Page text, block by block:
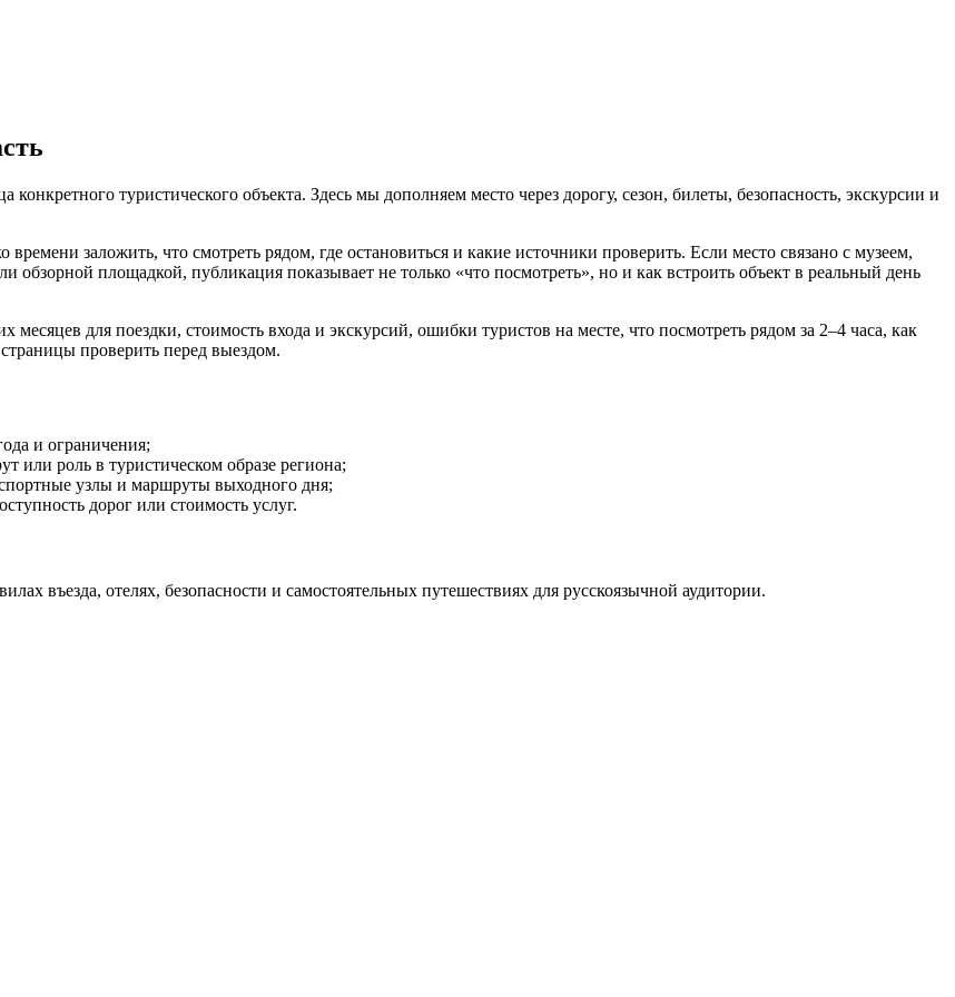
туристического объекта. Здесь мы дополняем место через дорогу, сезон, билеты, безопасность, экскурсии и
времени заложить, что смотреть рядом, где остановиться и какие источники проверить. Если место связано с музеем,
площадкой, публикация показывает не только «что посмотреть», но и как встроить объект в реальный день
для поездки, стоимость входа и экскурсий, ошибки туристов на месте, что посмотреть рядом за 2–4 часа, как
проверить перед выездом.
и ограничения;
или роль в туристическом образе региона;
узлы и маршруты выходного дня;
дорог или стоимость услуг.
въезда, отелях, безопасности и самостоятельных путешествиях для русскоязычной аудитории.